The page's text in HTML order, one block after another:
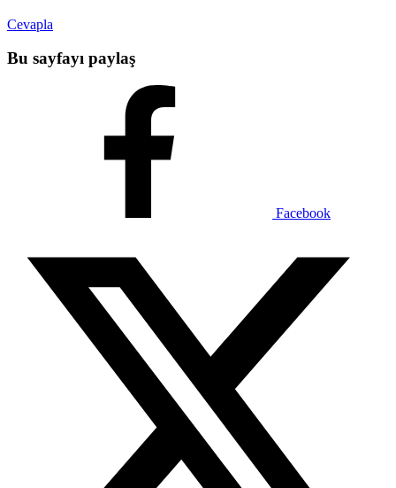
Cevapla
Bu sayfayı paylaş
Facebook